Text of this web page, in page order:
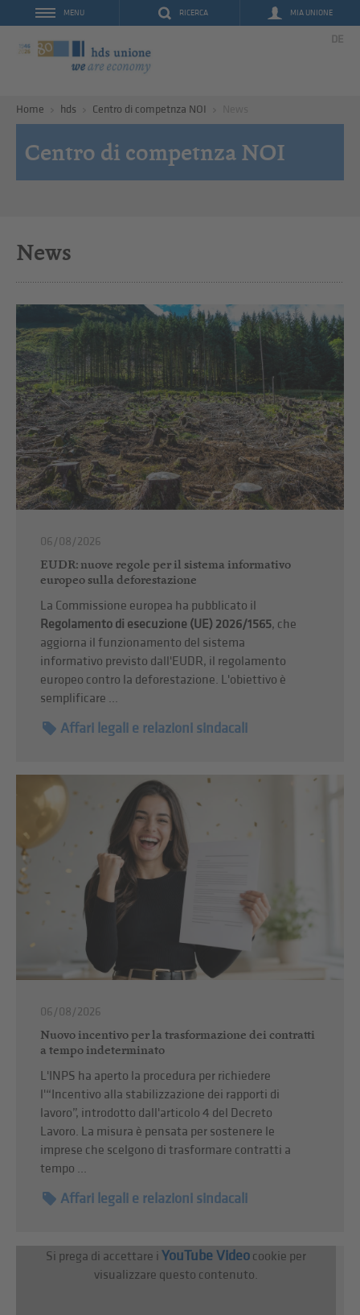
RICERCA MIA UNIONE
MENU
DE
Home hds Centro di competnza NOI
Centro di competnza NOI
News
06/08/2026
EUDR: nuove regole per il sistema informativo
europeo sulla deforestazione
La Commissione europea ha pubblicato il
Regolamento di esecuzione (UE) 2026/1565, che
aggiorna il funzionamento del sistema
informativo previsto dall'EUDR, il regolamento
europeo contro la deforestazione. L'obiettivo è
semplificare ...
Affari legali e relazioni sindacali
06/08/2026
Nuovo incentivo per la trasformazione dei contratti
a tempo indeterminato
L'INPS ha aperto la procedura per richiedere
l'“Incentivo alla stabilizzazione dei rapporti di
lavoro”, introdotto dall'articolo 4 del Decreto
Lavoro. La misura è pensata per sostenere le
imprese che scelgono di trasformare contratti a
tempo ...
Affari legali e relazioni sindacali
Si prega di accettare iYouTube Video cookie per
visualizzare questo contenuto.